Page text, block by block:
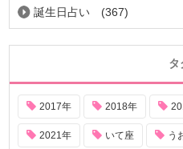
誕生日占い (367)
タ
2017年 2018年
2021年 いて座 う